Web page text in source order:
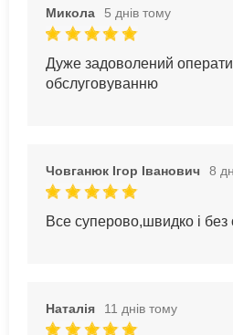
Микола 5 днів тому
Дуже задоволений
обслуговуванню
Човганюк Ігор Іванович 8
Все суперово,швидко і
Наталія 11 днів тому